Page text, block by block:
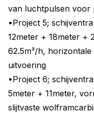
van luchtpulsen voor
•Project 5;
12meter + 18meter +
62.5m³/h,
uitvoering
•Project 6;
5meter + 11meter,
slijtvaste